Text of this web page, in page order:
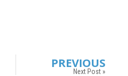
PREVIOUS
Next Post »